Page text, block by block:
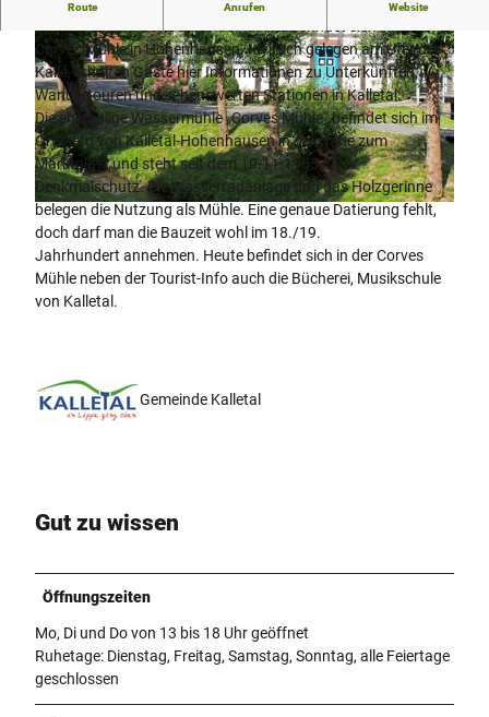
© Corinna Will, Gemeinde Kalletal |CC-BY-SA
© Corinna Will, Gemeinde Kalletal
Route Anrufen Website
Corves Mühle in Hohenhausen. Idyllisch gelegen am Ufer der
Kalle, erhalten Gäste hier Informationen zu Unterkünften,
Wandertouren und sehenswerten Stationen in Kalletal.
Die ehemalige Wassermühle „Corves Mühle“ befindet sich im
Ortskern von Kalletal-Hohenhausen in der Nähe zum
Marktplatz und steht seit dem 19.11.1985 unter
Denkmalschutz. Die Wasserradanlage und das Holzgerinne
belegen die Nutzung als Mühle. Eine genaue Datierung fehlt,
doch darf man die Bauzeit wohl im 18./19.
Jahrhundert annehmen. Heute befindet sich in der Corves
Mühle neben der Tourist-Info auch die Bücherei, Musikschule
von Kalletal.
Gemeinde Kalletal
Gut zu wissen
Öffnungszeiten
Mo, Di und Do von 13 bis 18 Uhr geöffnet
Ruhetage: Dienstag, Freitag, Samstag, Sonntag, alle Feiertage
geschlossen